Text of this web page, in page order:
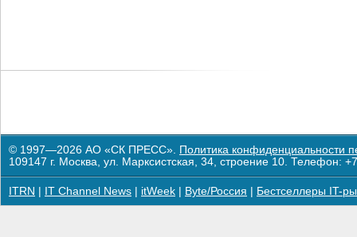
© 1997—2026 АО «СК ПРЕСС». Политика конфиденциальности
109147 г. Москва, ул. Марксистская, 34, строение 10. Телефон:
ITRN IT Channel News itWeek Byte/Россия Бестселлеры IT-